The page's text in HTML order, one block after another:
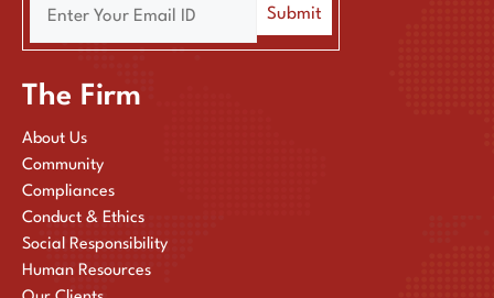
The Firm
About Us
Community
Compliances
Conduct & Ethics
Social Responsibility
Human Resources